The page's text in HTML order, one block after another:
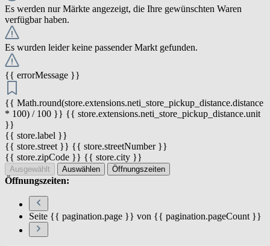
Es werden nur Märkte angezeigt, die Ihre gewünschten Waren
verfügbar haben.
Es wurden leider keine passender Markt gefunden.
{{ errorMessage }}
{{ Math.round(store.extensions.neti_store_pickup_distance.distance
* 100) / 100 }} {{ store.extensions.neti_store_pickup_distance.unit
}}
{{ store.label }}
{{ store.street }} {{ store.streetNumber }}
{{ store.zipCode }} {{ store.city }}
Ausgewählt Auswählen Öffnungszeiten
Öffnungszeiten:
Seite {{ pagination.page }} von {{ pagination.pageCount }}